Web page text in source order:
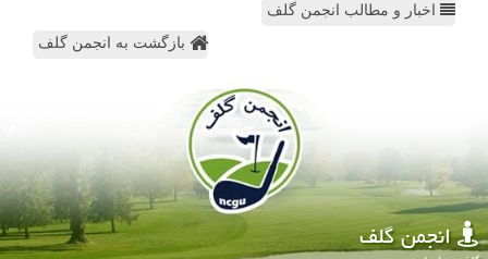
اخبار و مطالب انجمن گلف
بازگشت به انجمن گلف
انجمن گلف